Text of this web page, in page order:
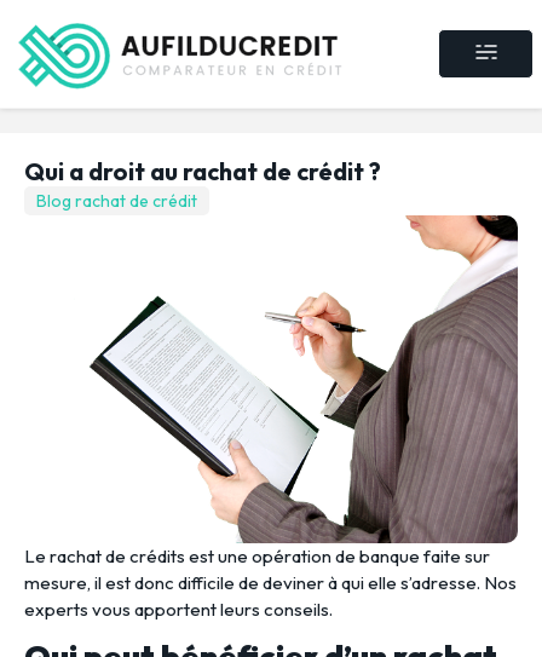
Qui a droit au rachat de crédit ?
Blog rachat de crédit
Le rachat de crédits est une opération de banque faite sur
mesure, il est donc difficile de deviner à qui elle s’adresse. Nos
experts vous apportent leurs conseils.